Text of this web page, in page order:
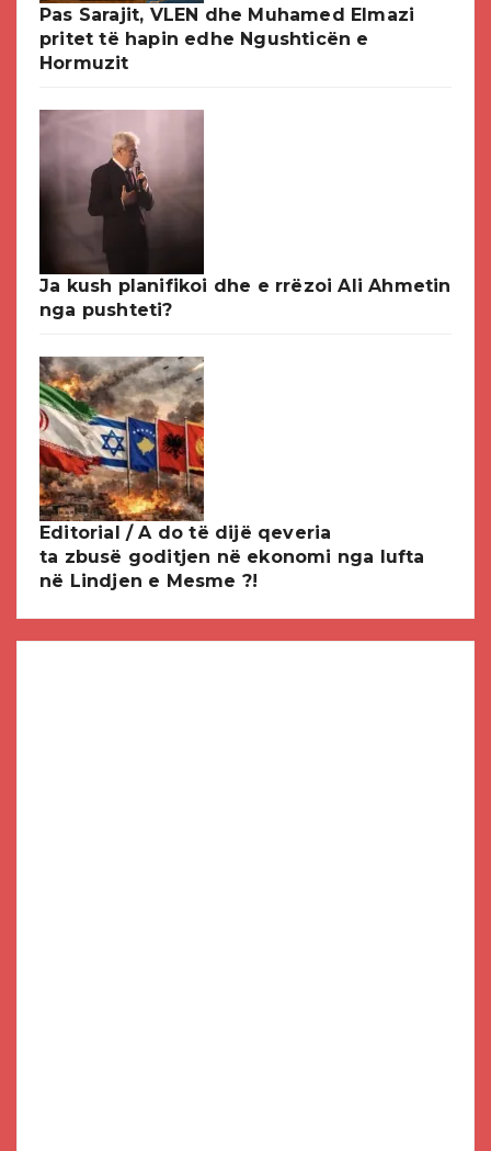
Pas Sarajit, VLEN dhe Muhamed Elmazi
pritet të hapin edhe Ngushticën e
Hormuzit
Ja kush planifikoi dhe e rrëzoi Ali Ahmetin
nga pushteti?
Editorial / A do të dijë qeveria
ta zbusë goditjen në ekonomi nga lufta
në Lindjen e Mesme ?!